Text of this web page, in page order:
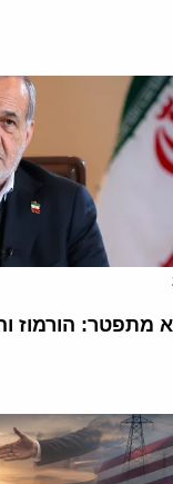
מתפטר: הורמוז